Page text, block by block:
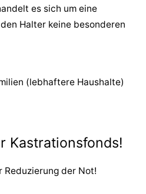
es sich um eine
Halter keine besonderen
(lebhaftere Haushalte)
Kastrationsfonds!
der Not!